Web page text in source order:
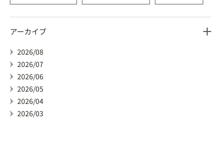
アーカイブ
2026/08
2026/07
2026/06
2026/05
2026/04
2026/03